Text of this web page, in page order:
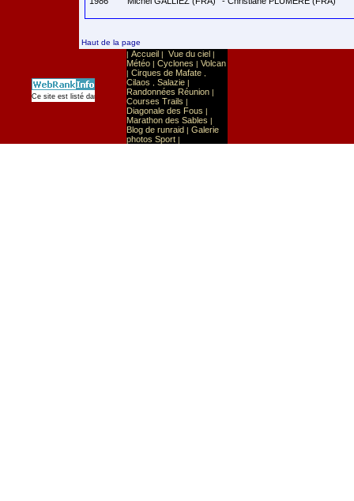
Haut de la page
Ce site est listé dans la catégorieSport :Sports extrêmes
| Accueil | Vue du ciel |
Météo | Cyclones | Volcan
| Cirques de Mafate
Cilaos Salazie |
Randonnées Réunion |
Courses Trails |
Diagonale des Fous |
Marathon des Sables |
Blog de runraid | Galerie
photos Sport |